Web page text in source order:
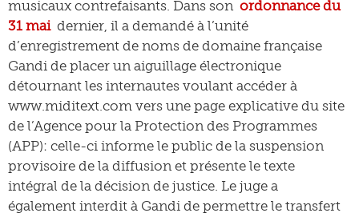
musicaux contrefaisants. Dans son ordonnance du
31 mai dernier, il a demandé à l’unité
d’enregistrement de noms de domaine française
Gandi de placer un aiguillage électronique
détournant les internautes voulant accéder à
www.miditext.com vers une page explicative du site
de l’Agence pour la Protection des Programmes
(APP): celle-ci informe le public de la suspension
provisoire de la diffusion et présente le texte
intégral de la décision de justice. Le juge a
également interdit à Gandi de permettre le transfert